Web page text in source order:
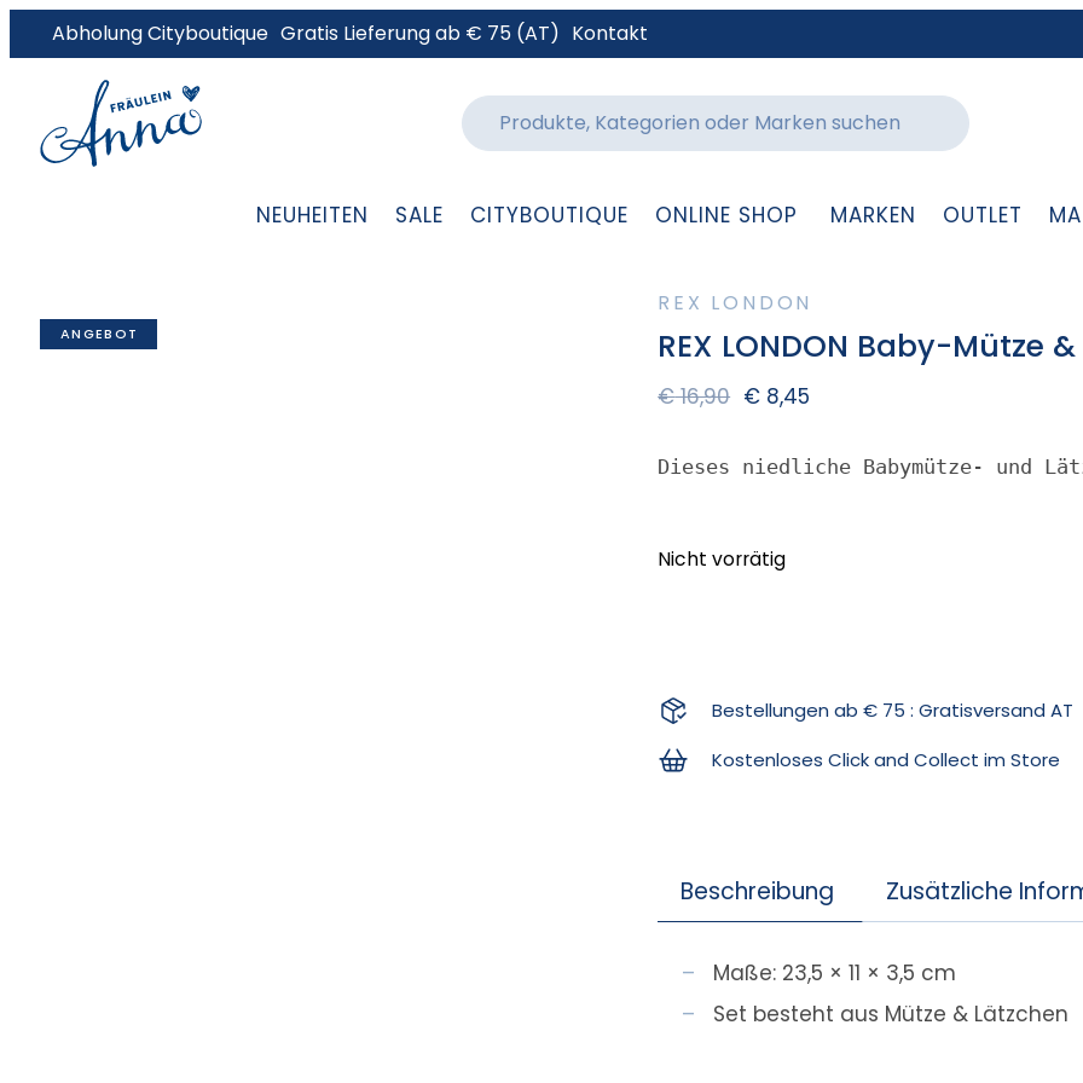
Abholung Cityboutique Gratis Lieferung ab € 75 (AT) Kontakt
NEUHEITEN SALE CITYBOUTIQUE ONLINE SHOP MARKEN OUTLET
ANGEBOT
REX LONDON
REX LONDON Baby-Mütze
€16,90 € 8,45
Dieses niedliche Babymütze- und
Nicht vorrätig
Bestellungen ab € 75 : Gratisversand AT
Kostenloses Click and Collect im Store
Beschreibung Zusätzliche
Maße: 23,5 × 11 × 3,5 cm
Set besteht aus Mütze & Lätzchen